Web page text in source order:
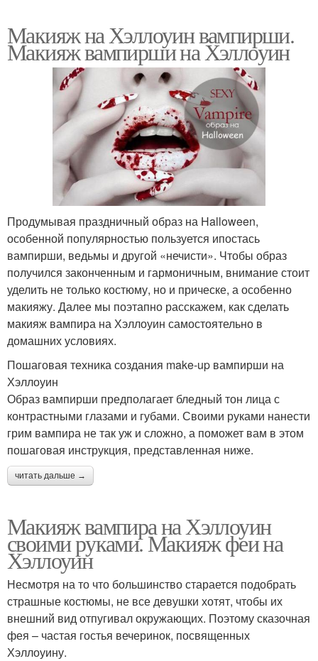
Макияж на Хэллоуин вампирши.
Макияж вампирши на Хэллоуин
Продумывая праздничный образ на Halloween,
особенной популярностью пользуется ипостась
вампирши, ведьмы и другой «нечисти». Чтобы образ
получился законченным и гармоничным, внимание стоит
уделить не только костюму, но и прическе, а особенно
макияжу. Далее мы поэтапно расскажем, как сделать
макияж вампира на Хэллоуин самостоятельно в
домашних условиях.
Пошаговая техника создания make-up вампирши на
Хэллоуин
Образ вампирши предполагает бледный тон лица с
контрастными глазами и губами. Своими руками нанести
грим вампира не так уж и сложно, а поможет вам в этом
пошаговая инструкция, представленная ниже.
читать дальше →
Макияж вампира на Хэллоуин
своими руками. Макияж феи на
Хэллоуин
Несмотря на то что большинство старается подобрать
страшные костюмы, не все девушки хотят, чтобы их
внешний вид отпугивал окружающих. Поэтому сказочная
фея – частая гостья вечеринок, посвященных
Хэллоуину.